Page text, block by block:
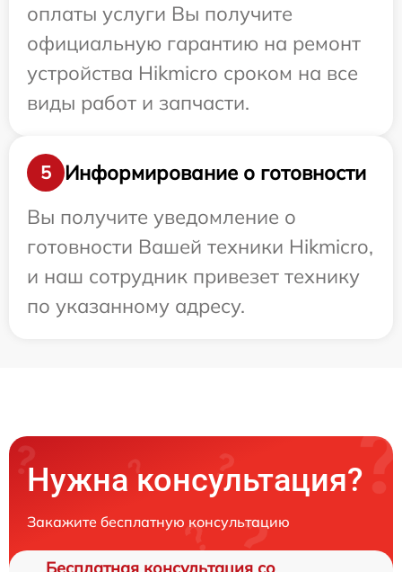
оплаты услуги Вы получите
официальную гарантию на ремонт
устройства Hikmicro сроком на все
виды работ и запчасти.
5
Информирование о готовности
Вы получите уведомление о
готовности Вашей техники Hikmicro,
и наш сотрудник привезет технику
по указанному адресу.
Нужна консультация?
Закажите бесплатную консультацию